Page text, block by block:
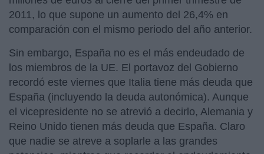
2011, lo que supone un aumento del 26,4% en
comparación con el mismo periodo del año anterior.
Sin embargo, España no es el más endeudado de
los miembros de la UE. El portavoz del Gobierno
recordó este viernes que Italia tiene más deuda que
España (incluyendo la deuda autonómica). Aunque
el vicepresidente no se atrevió a decirlo, Alemania y
Reino Unido tienen más deuda que España. Claro
que nadie se atreve a soplarle a las grandes